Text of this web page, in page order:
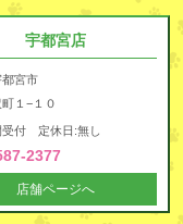
宇都宮店
宮市
１−１０
受付 定休日:無し
2377
店舗ページへ